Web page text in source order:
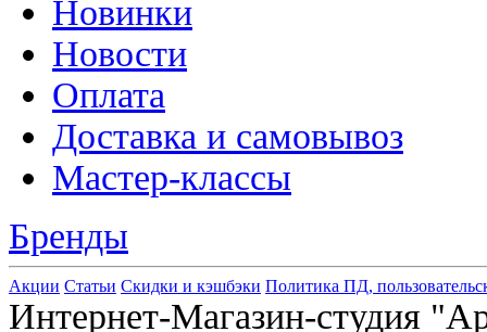
Новинки
Новости
Оплата
Доставка и самовывоз
Мастер-классы
Бренды
Акции Статьи Скидки и кэшбэки Политика ПД,
Интернет-Магазин-студия